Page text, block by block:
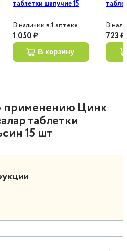
таблетки шипучие 15
В наличии в 1 аптеке
1 050 ₽
в корзину
В
723 ₽
применению Цинк
таблетки
15 шт